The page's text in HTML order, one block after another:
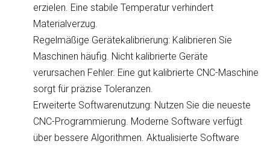
erzielen. Eine stabile Temperatur verhindert
Materialverzug.
Regelmäßige Gerätekalibrierung: Kalibrieren Sie
Maschinen häufig. Nicht kalibrierte Geräte
verursachen Fehler. Eine gut kalibrierte CNC-Maschine
sorgt für präzise Toleranzen.
Erweiterte Softwarenutzung: Nutzen Sie die neueste
CNC-Programmierung. Moderne Software verfügt
über bessere Algorithmen. Aktualisierte Software